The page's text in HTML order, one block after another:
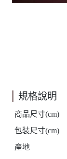
規格說明
商品尺寸(cm)
包裝尺寸(cm)
產地